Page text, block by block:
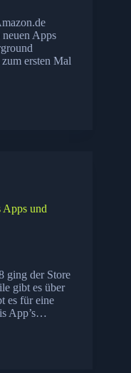
Apps
ersten Mal
Apps und
ging der Store
gibt es über
es für eine
App’s…